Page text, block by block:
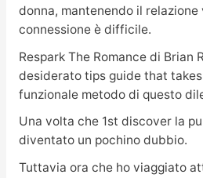
donna, mantenendo il relazione
connessione è difficile.
Respark The Romance di Brian
desiderato tips guide that
funzionale metodo di questo
Una volta che 1st discover la
diventato un pochino dubbio.
Tuttavia ora che ho viaggiato